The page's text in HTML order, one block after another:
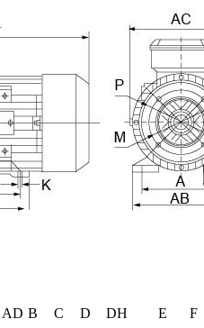
AD B C D DH E
F